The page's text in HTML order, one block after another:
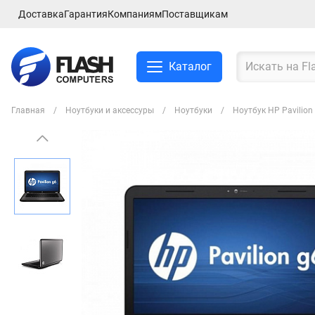
ДоставкаГарантияКомпаниямПоставщикам
Каталог
Главная Ноутбуки и аксессуры Ноутбуки Ноутбук HP
Ноутбуки и аксессуры
Компьютеры и
комплектующие
Сетевое оборудование